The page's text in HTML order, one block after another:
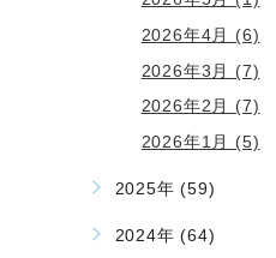
2026年4月 (6)
2026年3月 (7)
2026年2月 (7)
2026年1月 (5)
2025年 (59)
2024年 (64)